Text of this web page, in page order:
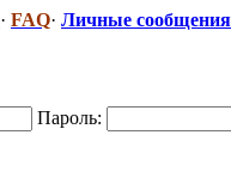
· FAQ· Личные сообщения
Пароль: